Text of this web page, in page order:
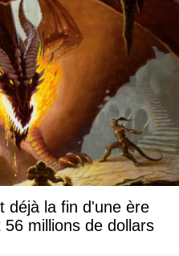
déjà la fin d'une ère
millions de dollars